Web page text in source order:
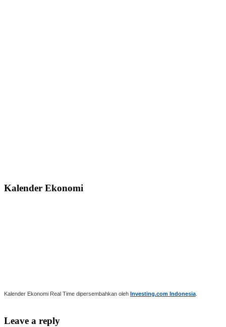
Kalender Ekonomi
Kalender Ekonomi Real Time dipersembahkan oleh Investing.com Indonesia
Leave a reply